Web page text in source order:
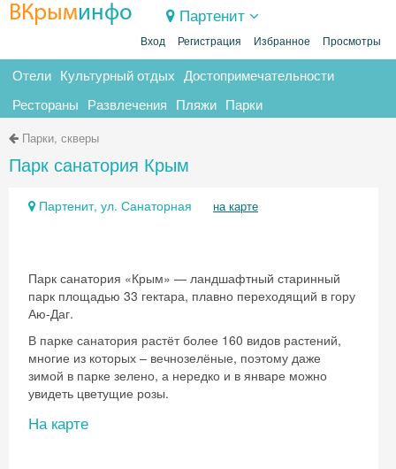
ВКрыминфо Партенит
Вход Регистрация Избранное Просмотры
Отели Культурный отдых Достопримечательности
Рестораны Развлечения Пляжи Парки
Парки, скверы
Парк санатория Крым
Партенит, ул. Санаторная на карте
Парк санатория «Крым» — ландшафтный старинный
парк площадью 33 гектара, плавно переходящий в гору
Аю-Даг.
В парке санатория растёт более 160 видов растений,
многие из которых – вечнозелёные, поэтому даже
зимой в парке зелено, а нередко и в январе можно
увидеть цветущие розы.
На карте